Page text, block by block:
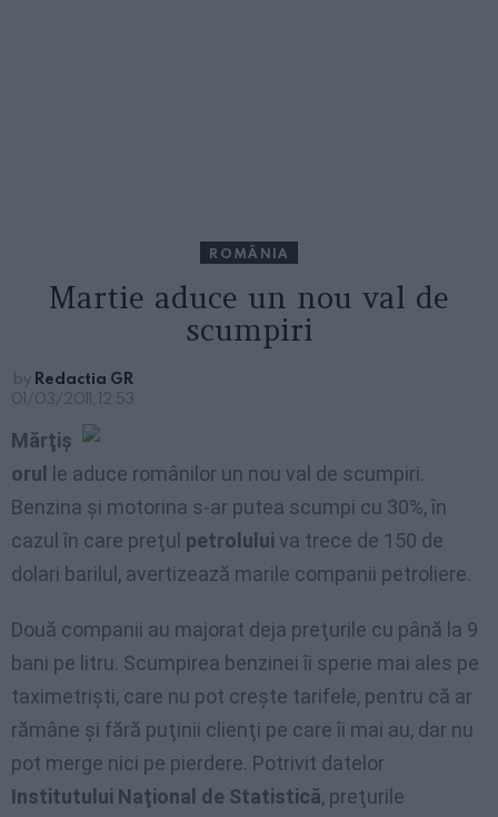
ROMÂNIA
Martie aduce un nou val de
scumpiri
by Redactia GR
01/03/2011, 12:53
Mărţiş
orul
le aduce românilor un nou val de scumpiri.
Benzina şi motorina s-ar putea scumpi cu 30%, în
cazul în care preţul petrolului va trece de 150 de
dolari barilul, avertizează marile companii petroliere.
Două companii au majorat deja preţurile cu până la 9
bani pe litru. Scumpirea benzinei îi sperie mai ales pe
taximetrişti, care nu pot creşte tarifele, pentru că ar
rămâne şi fără puţinii clienţi pe care îi mai au, dar nu
pot merge nici pe pierdere. Potrivit datelor
Institutului Naţional de Statistică, preţurile